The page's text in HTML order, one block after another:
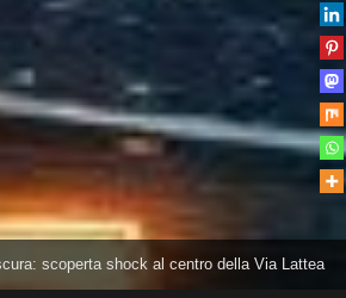
scoperta shock al centro della Via Lattea